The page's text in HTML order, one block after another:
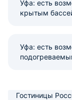
Уфа: есть
крытым
Уфа: есть
Гостиницы